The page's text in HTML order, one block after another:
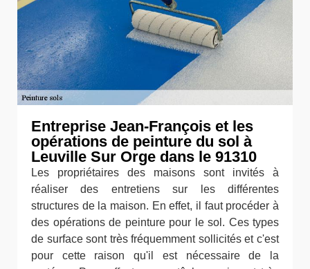
Entreprise Jean-François et les
opérations de peinture du sol à
Leuville Sur Orge dans le 91310
Les propriétaires des maisons sont invités à
réaliser des entretiens sur les différentes
structures de la maison. En effet, il faut procéder à
des opérations de peinture pour le sol. Ces types
de surface sont très fréquemment sollicités et c'est
pour cette raison qu'il est nécessaire de la